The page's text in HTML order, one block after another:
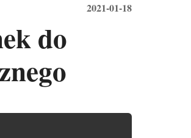
2021-01-18
do